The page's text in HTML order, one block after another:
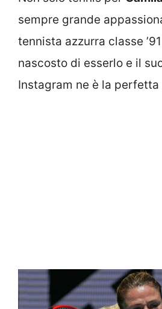
sempre grande
tennista azzurra classe
nascosto di esserlo e il
Instagram ne è la